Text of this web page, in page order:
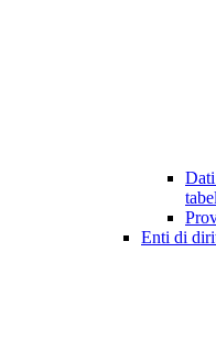
Enti di